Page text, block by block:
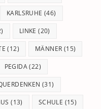
KARLSRUHE (46)
LINKE (20)
(12) MÄNNER (15)
PEGIDA(22)
(31)
(13) SCHULE (15)